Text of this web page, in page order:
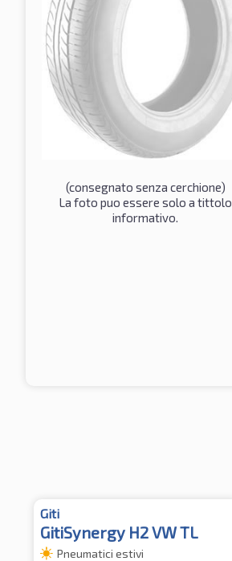
(consegnato senza cerchione)
La foto puo essere solo a tittolo
informativo.
Giti
GitiSynergy H2 VW TL
Pneumatici estivi